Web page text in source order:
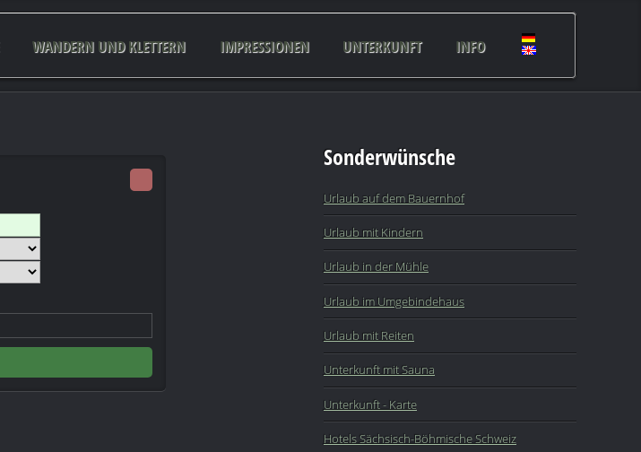
WANDERN UND KLETTERN IMPRESSIONEN UNTERKUNFT INFO
Sonderwünsche
Urlaub auf dem Bauernhof
Urlaub mit Kindern
Urlaub in der Mühle
Urlaub im Umgebindehaus
Urlaub mit Reiten
Unterkunft mit Sauna
Unterkunft - Karte
Hotels Sächsisch-Böhmische Schweiz